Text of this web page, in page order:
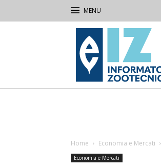
IZ
Informatore
Zootecnico
Home Economia e Mercati
Economia e Mercati